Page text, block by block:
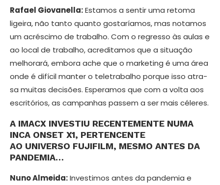
Rafael Giovanella:Estamos a sentir uma retoma
ligeira, não tanto quanto gostaríamos, mas notamos
um acrésci­mo de trabalho. Com o regresso às aulas e
ao local de trabalho, acreditamos que a situação
melhorará, embora ache que o marketing é uma área
onde é difícil manter o teletrabalho porque isso atra­
sa muitas decisões. Esperamos que com a volta aos
escritórios, as campanhas passem a ser mais céleres.
A IMACX INVESTIU RECENTEMENTE NUMA
INCA ONSET X1, PERTENCEN­TE
AO UNIVERSO FUJIFILM, MESMO ANTES DA
PANDEMIA…
Nuno Almeida:Investimos antes da pandemia e